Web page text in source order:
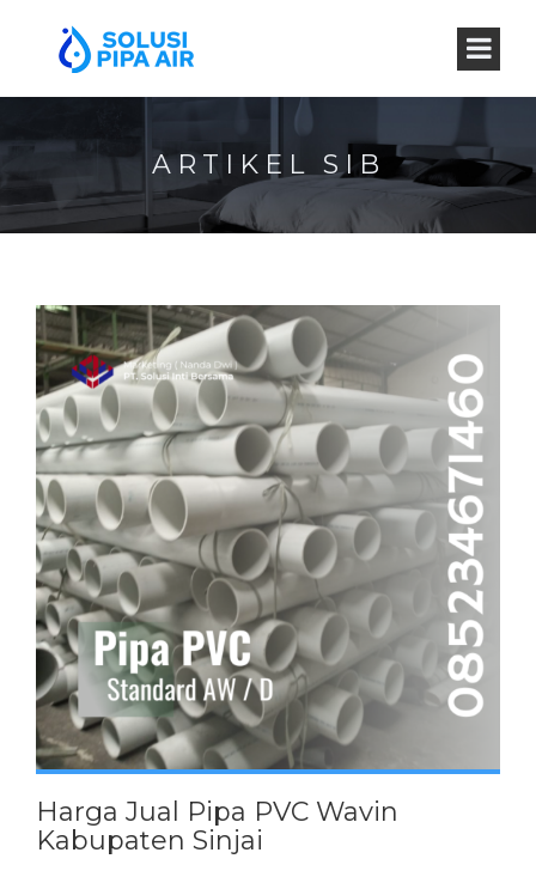
ARTIKEL SIB
Harga Jual Pipa PVC Wavin
Kabupaten Sinjai